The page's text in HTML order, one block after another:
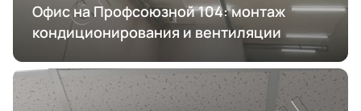
Офис на Профсоюзной 104: монтаж
кондиционирования и вентиляции